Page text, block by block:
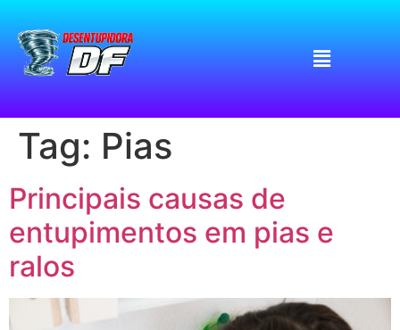
Tag: Pias
Principais causas de
entupimentos em pias e
ralos